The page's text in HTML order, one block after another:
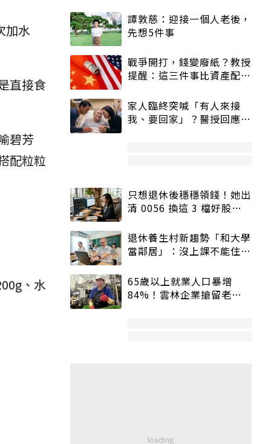
加水
直接食
碧芳
配粒粒
、水
譚敦慈：迎接一個人老後，
先想5件事
戰爭開打，錢變廢紙？教授
提醒：這三件事比資產配置
家人臨終突喊「有人來接
我、要回家」？醫授回應方
只想退休後穩穩領錢！她出
清 0056 換這 3 檔好股：
退休養生村新趨勢「和大學
當鄰居」：沒上課不能住、
65歲以上就業人口暴增
84%！雲林企業搶留老員